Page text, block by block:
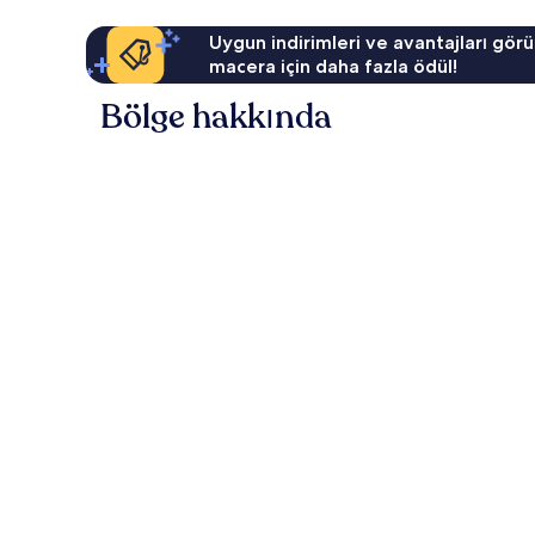
Uygun indirimleri ve avantajları
macera için daha fazla ödül!
Bölge hakkında